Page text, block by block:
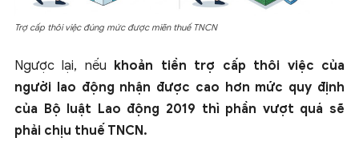
Trợ cấp thôi việc đúng mức được miẽn thuế TNCN
Ngược lại, nếu khoản tiền trợ cấp thôi việc của
người lao động nhận được cao hơn mức quy định
của Bộ luật Lao động 2019 thì phần vượt quá sẽ
phải chịu thuế TNCN.